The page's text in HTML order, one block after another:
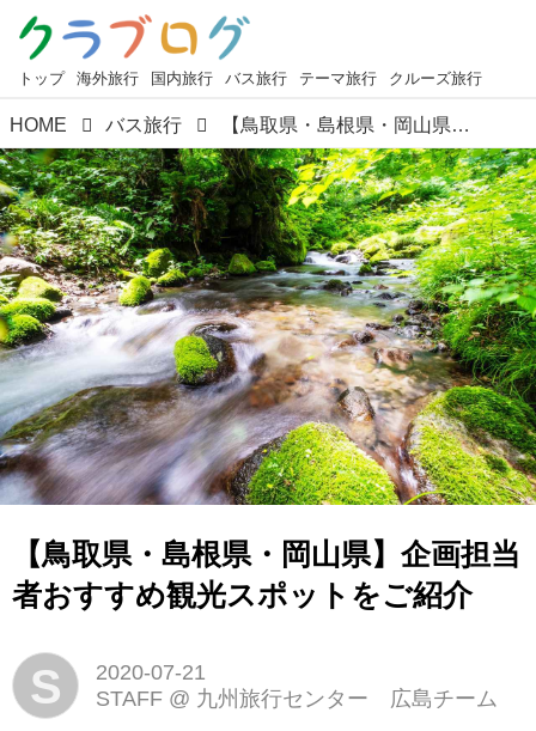
トップ 海外旅行 国内旅行 バス旅行 テーマ旅行 クルーズ旅行
HOME バス旅行 【鳥取県・島根県・岡山県】企画担当者おすすめ観光スポットをご紹介
【鳥取県・島根県・岡山県】企画担当
者おすすめ観光スポットをご紹介
S
2020-07-21
STAFF @ 九州旅行センター 広島チーム